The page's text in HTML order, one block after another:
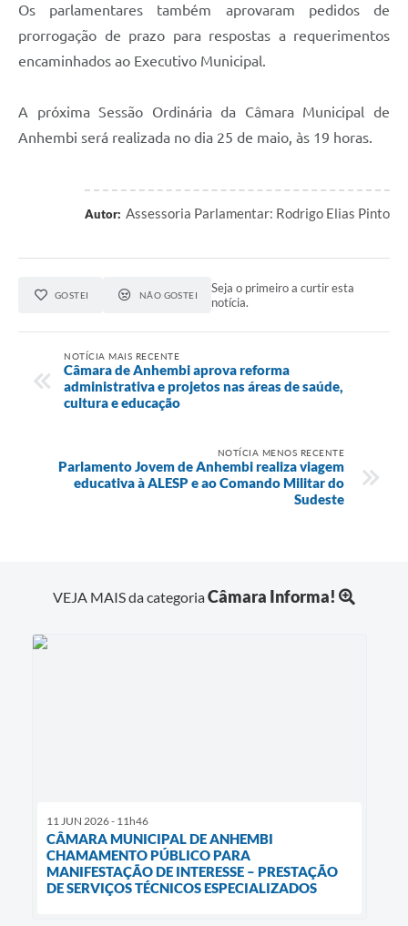
Os parlamentares também aprovaram pedidos de
prorrogação de prazo para respostas a requerimentos
encaminhados ao Executivo Municipal.
A próxima Sessão Ordinária da Câmara Municipal de
Anhembi será realizada no dia 25 de maio, às 19 horas.
Autor: Assessoria Parlamentar: Rodrigo Elias Pinto
GOSTEI NÃO GOSTEI
Seja o primeiro a curtir esta
notícia.
NOTÍCIA MAIS RECENTE
Câmara de Anhembi aprova reforma
administrativa e projetos nas áreas de saúde,
cultura e educação
NOTÍCIA MENOS RECENTE
Parlamento Jovem de Anhembi realiza viagem
educativa à ALESP e ao Comando Militar do
Sudeste
VEJA MAIS da categoriaCâmara Informa!
11 JUN 2026 - 11h46
CÂMARA MUNICIPAL DE ANHEMBI
CHAMAMENTO PÚBLICO PARA
MANIFESTAÇÃO DE INTERESSE – PRESTAÇÃO
DE SERVIÇOS TÉCNICOS ESPECIALIZADOS